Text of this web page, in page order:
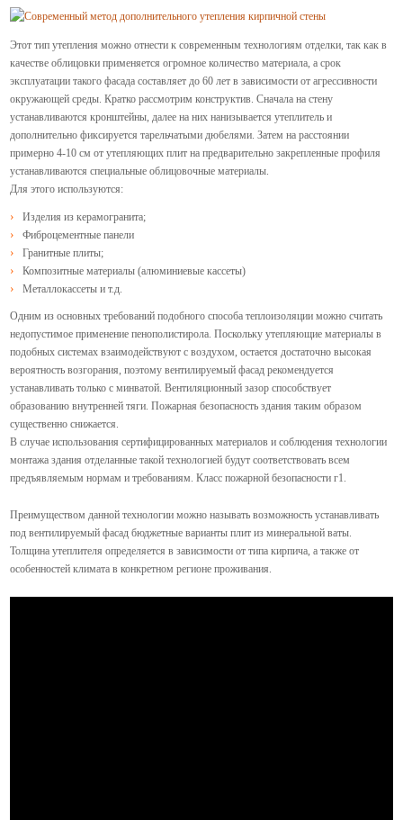
Этот тип утепления можно отнести к современным технологиям отделки, так как в
качестве облицовки применяется огромное количество материала, а срок
эксплуатации такого фасада составляет до 60 лет в зависимости от агрессивности
окружающей среды. Кратко рассмотрим конструктив. Сначала на стену
устанавливаются кронштейны, далее на них нанизывается утеплитель и
дополнительно фиксируется тарельчатыми дюбелями. Затем на расстоянии
примерно 4-10 см от утепляющих плит на предварительно закрепленные профиля
устанавливаются специальные облицовочные материалы.
Для этого используются:
Изделия из керамогранита;
Фиброцементные панели
Гранитные плиты;
Композитные материалы (алюминиевые кассеты)
Металлокассеты и т.д.
Одним из основных требований подобного способа теплоизоляции можно считать
недопустимое применение пенополистирола. Поскольку утепляющие материалы в
подобных системах взаимодействуют с воздухом, остается достаточно высокая
вероятность возгорания, поэтому вентилируемый фасад рекомендуется
устанавливать только с минватой. Вентиляционный зазор способствует
образованию внутренней тяги. Пожарная безопасность здания таким образом
существенно снижается.
В случае использования сертифицированных материалов и соблюдения технологии
монтажа здания отделанные такой технологией будут соответствовать всем
предъявляемым нормам и требованиям. Класс пожарной безопасности г1.
Преимуществом данной технологии можно называть возможность устанавливать
под вентилируемый фасад бюджетные варианты плит из минеральной ваты.
Толщина утеплителя определяется в зависимости от типа кирпича, а также от
особенностей климата в конкретном регионе проживания.